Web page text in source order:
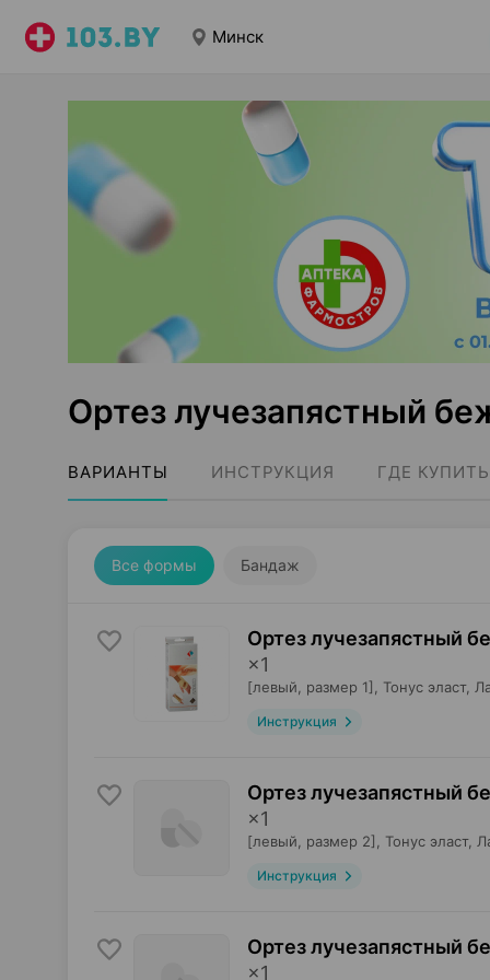
Минск
Ортез лучезапястный
ВАРИАНТЫ ИНСТРУКЦИЯ ГДЕ КУПИТЬ
Все формы Бандаж
Ортез лучезапястный
×1
[левый, размер 1], Тонус эласт,
Инструкция
Ортез лучезапястный
×1
[левый, размер 2], Тонус эласт,
Инструкция
Ортез лучезапястный
×1